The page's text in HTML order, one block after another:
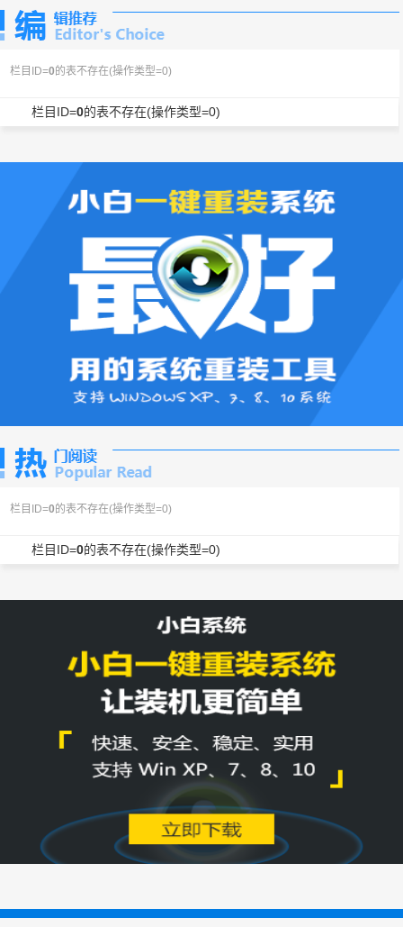
栏目ID=0的表不存在(操作类型=0)
栏目ID=0的表不存在(操作类型=0)
栏目ID=0的表不存在(操作类型=0)
栏目ID=0的表不存在(操作类型=0)